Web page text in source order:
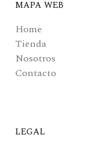
MAPA WEB
Home
Tienda
Nosotros
Contacto
LEGAL